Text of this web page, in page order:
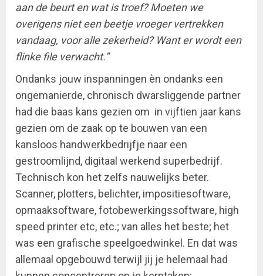
aan de beurt en wat is troef? Moeten we
overigens niet een beetje vroeger vertrekken
vandaag, voor alle zekerheid? Want er wordt een
flinke file verwacht.”
Ondanks jouw inspanningen èn ondanks een
ongemanierde, chronisch dwarsliggende partner
had die baas kans gezien om in vijftien jaar kans
gezien om de zaak op te bouwen van een
kansloos handwerkbedrijfje naar een
gestroomlijnd, digitaal werkend superbedrijf.
Technisch kon het zelfs nauwelijks beter.
Scanner, plotters, belichter, impositiesoftware,
opmaaksoftware, fotobewerkingssoftware, high
speed printer etc, etc.; van alles het beste; het
was een grafische speelgoedwinkel. En dat was
allemaal opgebouwd terwijl jij je helemaal had